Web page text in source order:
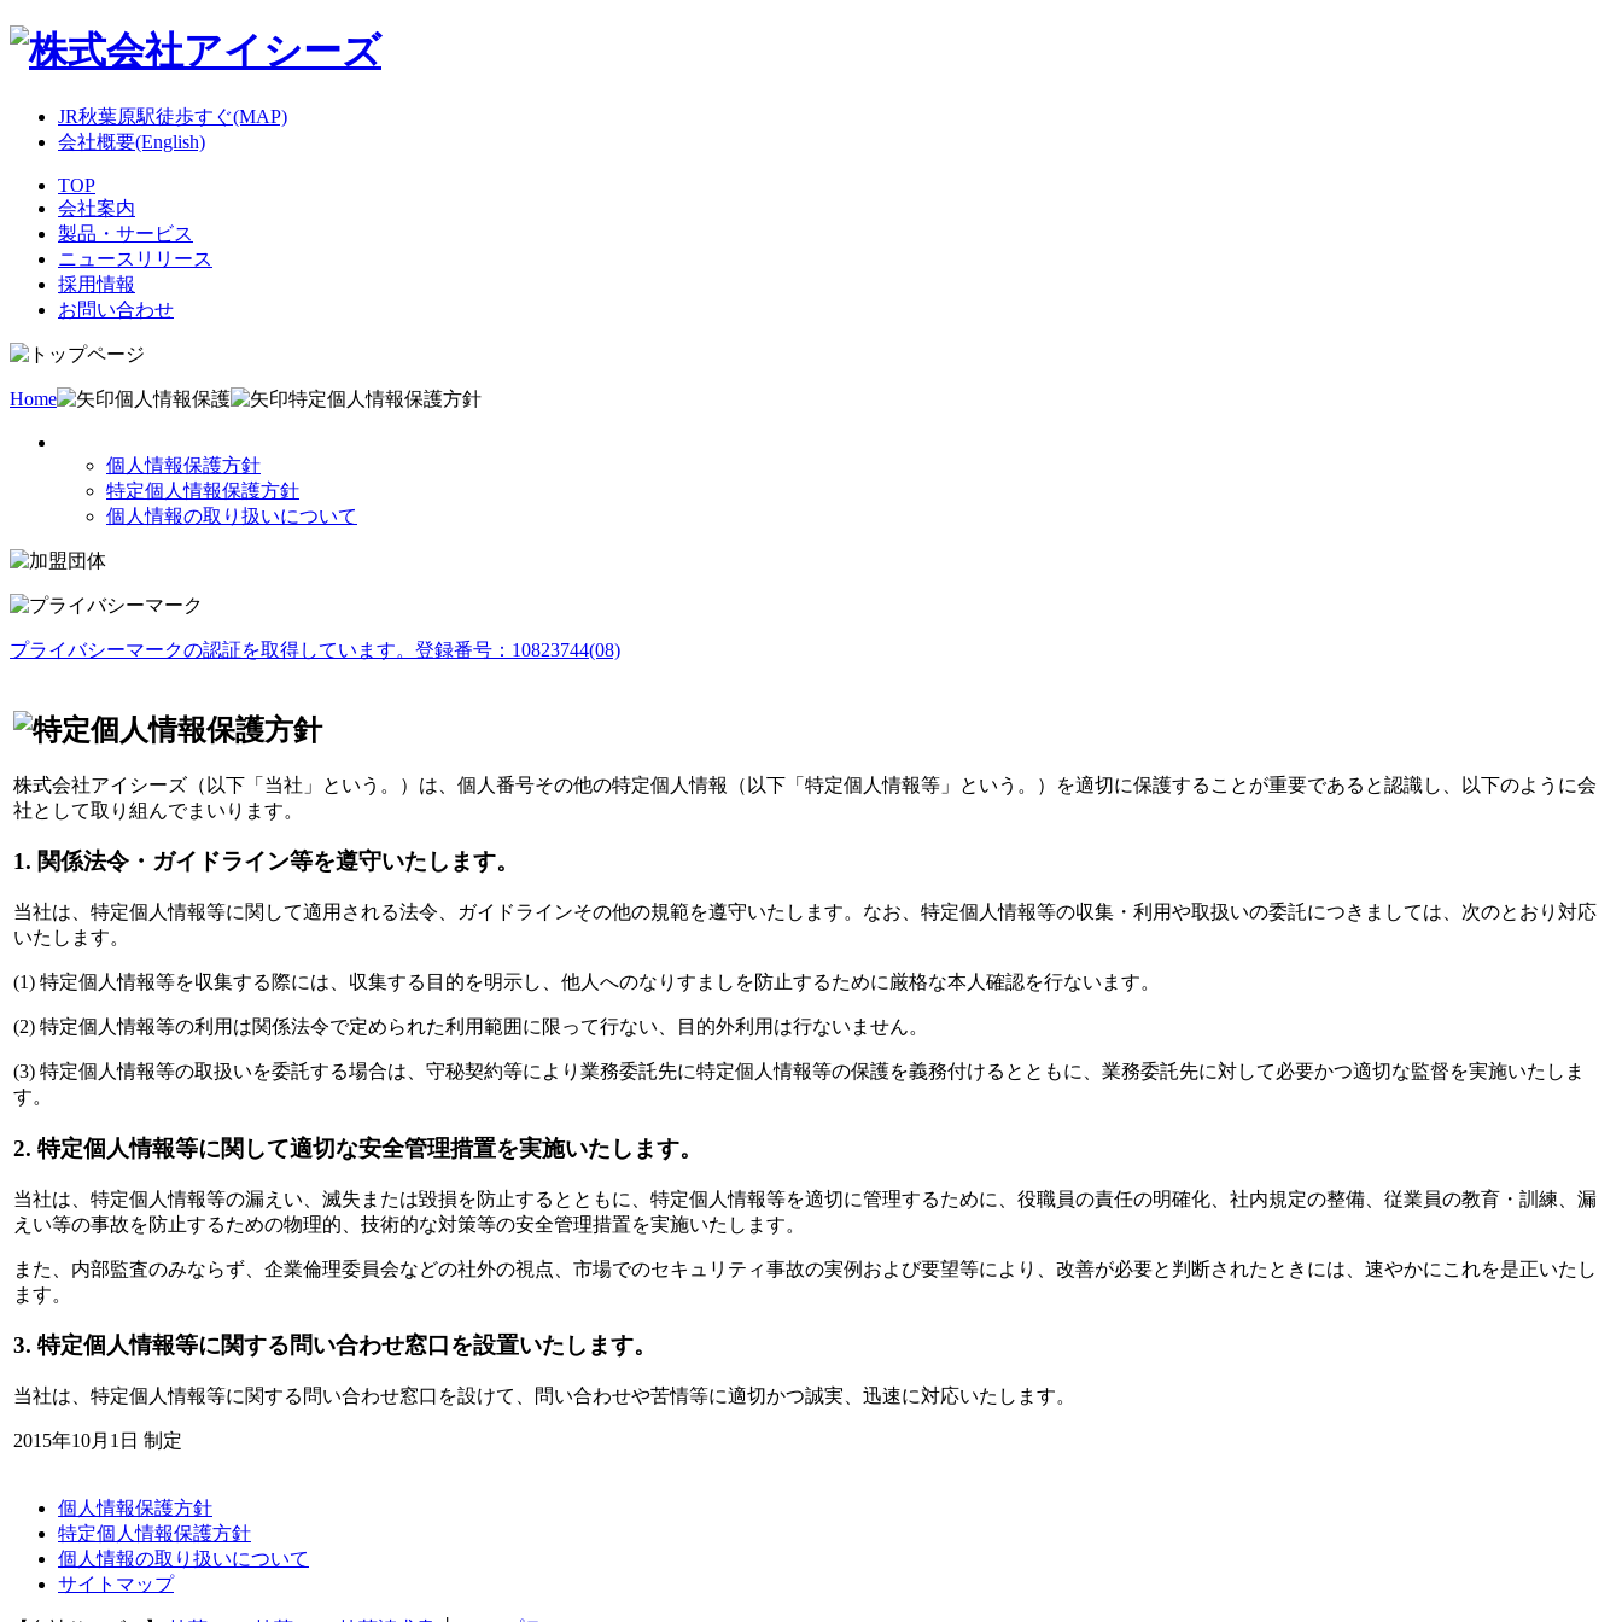
JR秋葉原駅徒歩すぐ(MAP)
会社概要(English)
TOP
会社案内
製品・サービス
ニュースリリース
採用情報
お問い合わせ
Home 個人情報保護 特定個人情報保護方針
個人情報保護方針
特定個人情報保護方針
個人情報の取り扱いについて
プライバシーマークの認証を取得しています。登録番号：10823744(08)
株式会社アイシーズ（以下「当社」という。）は、個人番号その他の特定個人情報（以下「特定個人情報等」という。）を適切に保護することが重要であると認識し、以下のように会
社として取り組んでまいります。
1. 関係法令・ガイドライン等を遵守いたします。
当社は、特定個人情報等に関して適用される法令、ガイドラインその他の規範を遵守いたします。なお、特定個人情報等の収集・利用や取扱いの委託につきましては、次のとおり対応
いたします。
(1) 特定個人情報等を収集する際には、収集する目的を明示し、他人へのなりすましを防止するために厳格な本人確認を行ないます。
(2) 特定個人情報等の利用は関係法令で定められた利用範囲に限って行ない、目的外利用は行ないません。
(3) 特定個人情報等の取扱いを委託する場合は、守秘契約等により業務委託先に特定個人情報等の保護を義務付けるとともに、業務委託先に対して必要かつ適切な監督を実施いたしま
す。
2. 特定個人情報等に関して適切な安全管理措置を実施いたします。
当社は、特定個人情報等の漏えい、滅失または毀損を防止するとともに、特定個人情報等を適切に管理するために、役職員の責任の明確化、社内規定の整備、従業員の教育・訓練、漏
えい等の事故を防止するための物理的、技術的な対策等の安全管理措置を実施いたします。
また、内部監査のみならず、企業倫理委員会などの社外の視点、市場でのセキュリティ事故の実例および要望等により、改善が必要と判断されたときには、速やかにこれを是正いたし
ます。
3. 特定個人情報等に関する問い合わせ窓口を設置いたします。
当社は、特定個人情報等に関する問い合わせ窓口を設けて、問い合わせや苦情等に適切かつ誠実、迅速に対応いたします。
2015年10月1日 制定
個人情報保護方針
特定個人情報保護方針
個人情報の取り扱いについて
サイトマップ